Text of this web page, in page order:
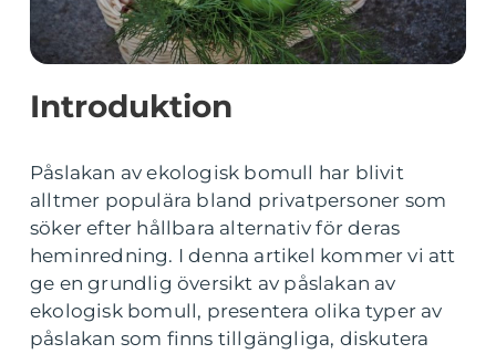
Introduktion
Påslakan av ekologisk bomull har blivit
alltmer populära bland privatpersoner som
söker efter hållbara alternativ för deras
heminredning. I denna artikel kommer vi att
ge en grundlig översikt av påslakan av
ekologisk bomull, presentera olika typer av
påslakan som finns tillgängliga, diskutera